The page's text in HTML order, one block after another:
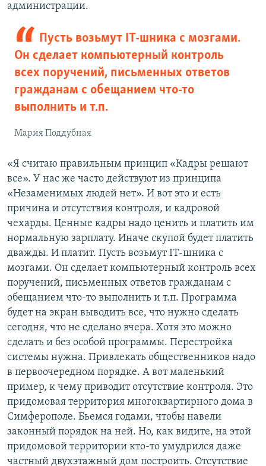
администрации.
Пусть возьмут IT-шника с мозгами.
Он сделает компьютерный контроль
всех поручений, письменных ответов
гражданам с обещанием что-то
выполнить и т.п.
Мария Поддубная
«Я считаю правильным принцип «Кадры решают
все». У нас же часто действуют из принципа
«Незаменимых людей нет». И вот это и есть
причина и отсутствия контроля, и кадровой
чехарды. Ценные кадры надо ценить и платить им
нормальную зарплату. Иначе скупой будет платить
дважды. И платит. Пусть возьмут IT-шника с
мозгами. Он сделает компьютерный контроль всех
поручений, письменных ответов гражданам с
обещанием что-то выполнить и т.п. Программа
будет на экран выводить все, что нужно сделать
сегодня, что не сделано вчера. Хотя это можно
сделать и без особой программы. Перестройка
системы нужна. Привлекать общественников надо
в первоочередном порядке. А вот маленький
пример, к чему приводит отсутствие контроля. Это
придомовая территория многоквартирного дома в
Симферополе. Бьемся годами, чтобы навели
законный порядок на ней. Но, как видите, на этой
придомовой территории кто-то умудрился даже
частный двухэтажный дом построить. Отсутствие